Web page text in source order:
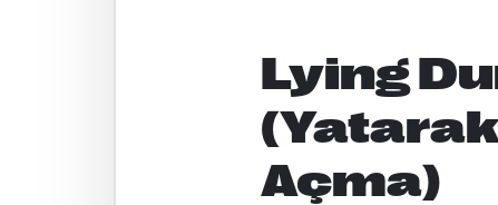
Lying
Açma)